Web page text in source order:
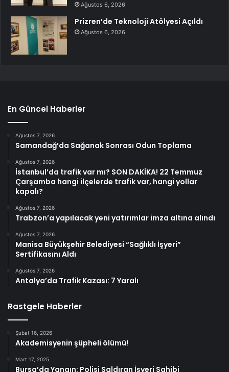
Ağustos 6, 2026
Prizren’de Teknoloji Atölyesi Açıldı
Ağustos 6, 2026
En Güncel Haberler
Ağustos 7, 2026
Samandağ’da Sağanak Sonrası Odun Toplama
Ağustos 7, 2026
İstanbul’da trafik var mı? SON DAKİKA! 22 Temmuz
Çarşamba hangi ilçelerde trafik var, hangi yollar
kapalı?
Ağustos 7, 2026
Trabzon’a yapılacak yeni yatırımlar imza altına alındı
Ağustos 7, 2026
Manisa Büyükşehir Belediyesi “Sağlıklı İşyeri”
Sertifikasını Aldı
Ağustos 7, 2026
Antalya’da Trafik Kazası: 7 Yaralı
Rastgele Haberler
Şubat 16, 2026
Akademisyenin şüpheli ölümü!
Mart 17, 2025
Bursa’da Yangın: Polisi Saldıran İşyeri Sahibi